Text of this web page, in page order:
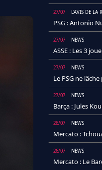
27/07 L'AVIS DE LA
PSG : Antonio
27/07 NEWS
ASSE : Les 3
27/07 NEWS
Le PSG ne
27/07 NEWS
Barça : Jules
26/07 NEWS
Mercato :
26/07 NEWS
Mercato : Le